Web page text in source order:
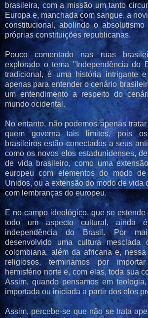
brasileira, com a missão um tanto
Europa e, manchada com sangue, a
constitucional, abolindo o
próprias constituições republicanas.
Pouco comentado nas ruas
explorado o tema "Independência do
tradicional, é uma história intrigante
apenas para entender o cenário
um entendimento a respeito do
mundo ocidental.
No entanto, não podemos apenas
quem governa tais limites, pois
brasileiros estão conectados a seus
como os novos elos estadunidenses,
de vida brasileiro, como uma
europeu com elementos do modo
Unidos, ou a extensão do modo de vida
com lembranças do europeu.
E no campo ideológico, que se
todo um aspecto cultural, ainda
independência do Brasil. Por
desenvolvido uma cultura
colombiana, além da africana e,
religiosos, terminamos por
hemisfério norte e, com elas, toda sua
Assim, quando pensamos em
importada ou iniciada a partir dos elos
Assim, percebe-se que não se trata